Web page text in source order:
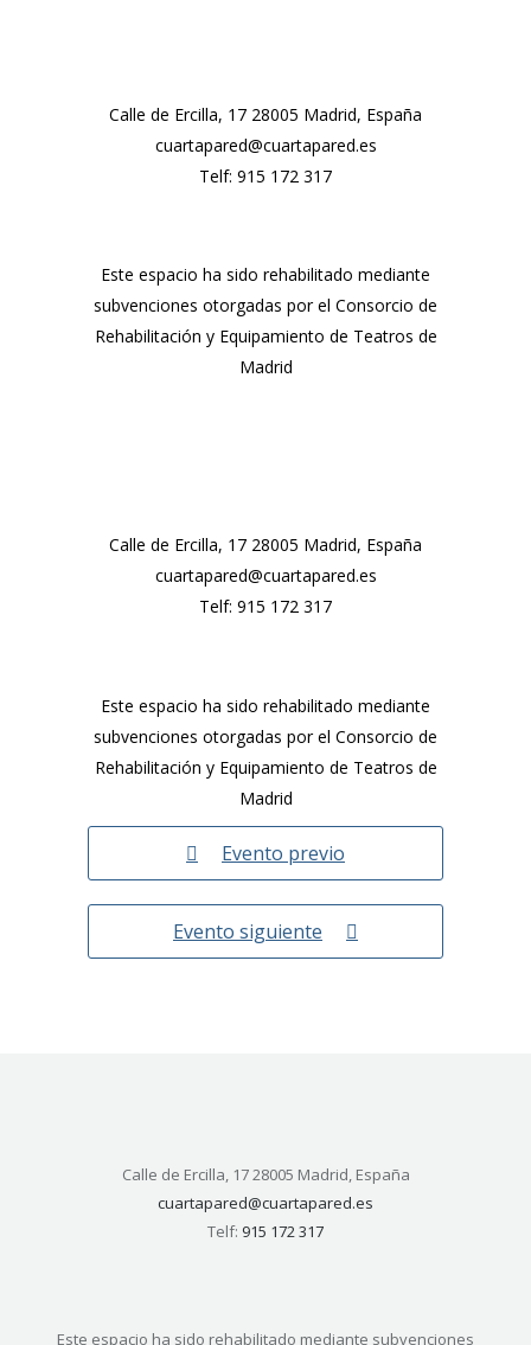
Calle de Ercilla, 17 28005 Madrid, España
cuartapared@cuartapared.es
Telf: 915 172 317
Este espacio ha sido rehabilitado mediante
subvenciones otorgadas por el Consorcio de
Rehabilitación y Equipamiento de Teatros de
Madrid
Calle de Ercilla, 17 28005 Madrid, España
cuartapared@cuartapared.es
Telf: 915 172 317
Este espacio ha sido rehabilitado mediante
subvenciones otorgadas por el Consorcio de
Rehabilitación y Equipamiento de Teatros de
Madrid
Evento previo
Evento siguiente
Calle de Ercilla, 17 28005 Madrid, España
cuartapared@cuartapared.es
Telf: 915 172 317
Este espacio ha sido rehabilitado mediante subvenciones